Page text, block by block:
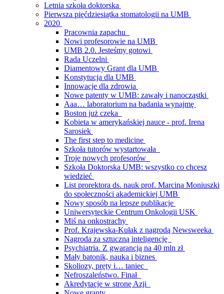
Letnia szkoła doktorska
Pierwsza pięćdziesiątka stomatologii na UMB
2020
Pracownia zapachu
Nowi profesorowie na UMB
UMB 2.0. Jesteśmy gotowi
Rada Uczelni
Diamentowy Grant dla UMB
Konstytucja dla UMB
Innowacje dla zdrowia
Nowe patenty w UMB: zawały i nanocząstki
Aaa… laboratorium na badania wynajmę
Boston już czeka
Kobieta w amerykańskiej nauce - prof. Irena
Sarosiek
The first step to medicine
Szkoła tutorów wystartowała
Troje nowych profesorów
Szkoła Doktorska UMB: wszystko co chcesz
wiedzieć
List prorektora ds. nauk prof. Marcina Moniuszki
do społeczności akademickiej UMB
Nowy sposób na lepsze publikacje
Uniwersyteckie Centrum Onkologii USK
Miś na onkostrachy
Prof. Krajewska-Kułak z nagrodą Newsweeka
Nagroda za sztuczną inteligencję
Psychiatria. Z gwarancją na 40 mln zł
Mały batonik, nauka i biznes
Skoliozy, pręty i… taniec
Nefroszaleństwo. Finał
Akredytacje w stronę Azji